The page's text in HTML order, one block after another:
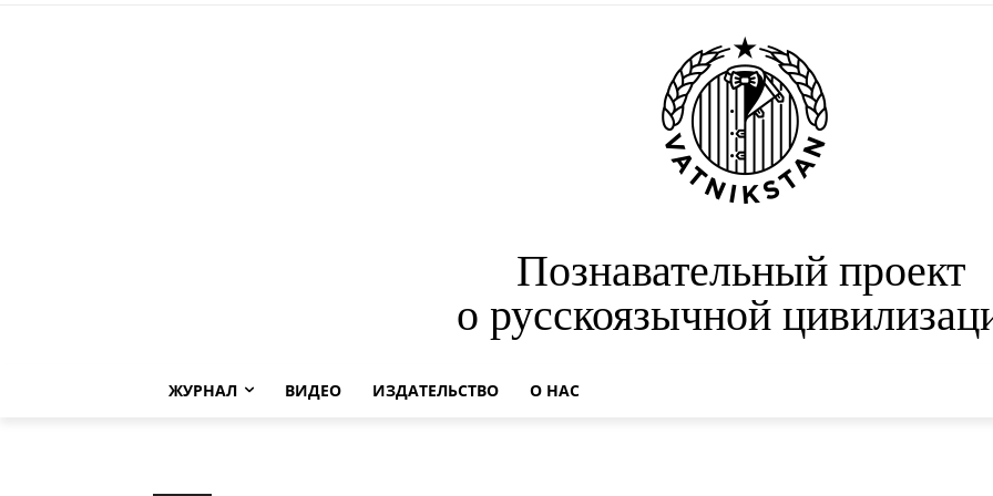
Познавательный проект
о русскоязычной
ЖУРНАЛ ВИДЕО ИЗДАТЕЛЬСТВО О НАС